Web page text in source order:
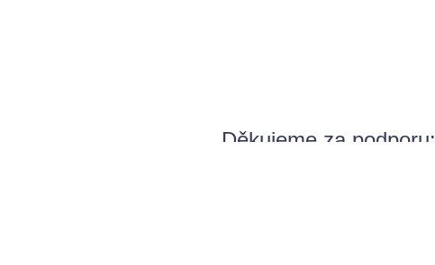
Děkujeme za podporu: